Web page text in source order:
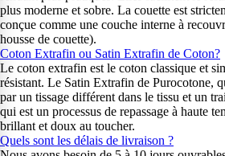
plus moderne et sobre. La couette est
conçue comme une couche interne à
housse de couette).
Coton Extrafin ou Satin Extrafin de Coton?
Le coton extrafin est le coton classique et
résistant. Le Satin Extrafin de Purocotone,
par un tissage différent dans le tissu et un
qui est un processus de repassage à haute
brillant et doux au toucher.
Quels sont les délais de livraison ?